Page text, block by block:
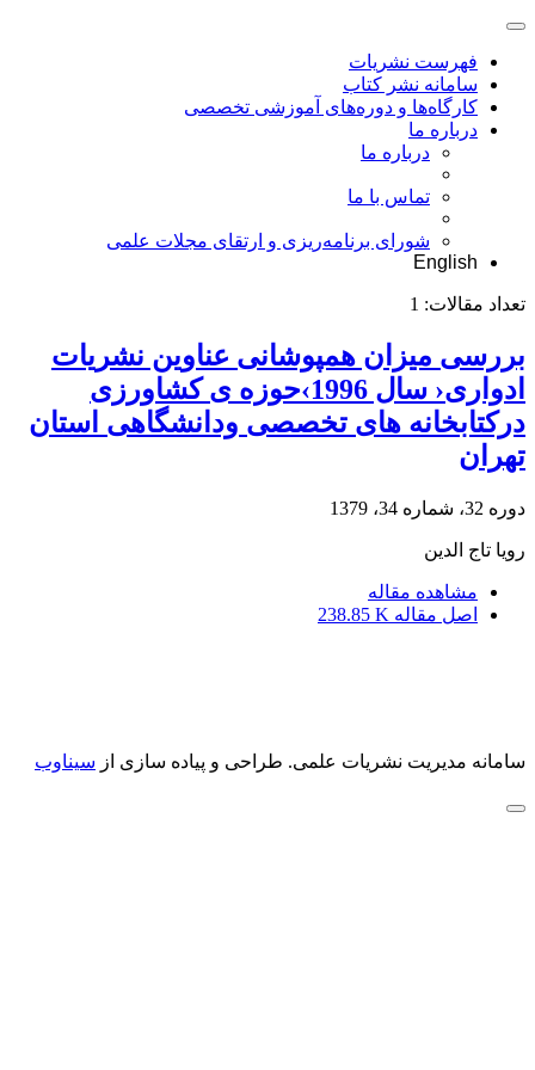
فهرست نشریات
سامانه نشر کتاب
کارگاه‌ها و دوره‌های آموزشی تخصصی
درباره ما
درباره ما
تماس با ما
شورای برنامه‌ریزی و ارتقای مجلات علمی
English
تعداد مقالات: 1
بررسی میزان همپوشانی عناوین نشریات
ادواری‹ سال 1996›حوزه ی کشاورزی
درکتابخانه های تخصصی ودانشگاهی استان
تهران
دوره 32، شماره 34، 1379
رویا تاج الدین
مشاهده مقاله
اصل مقاله 238.85 K
سامانه مدیریت نشریات علمی. طراحی و پیاده سازی از سیناوب